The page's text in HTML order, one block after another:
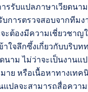
รรับแปลภาษาเวียดนา
บการตรวจสอบจากทีมง
ะต้องมีความเชี่ยวชาญ
าใจลึกซึ้งเกี่ยวกับบริบ
นาม ไม่ว่าจะเป็นงานแ
ย หรือเนื้อหาทางเทค
แปลจะสามารถสื่อควา